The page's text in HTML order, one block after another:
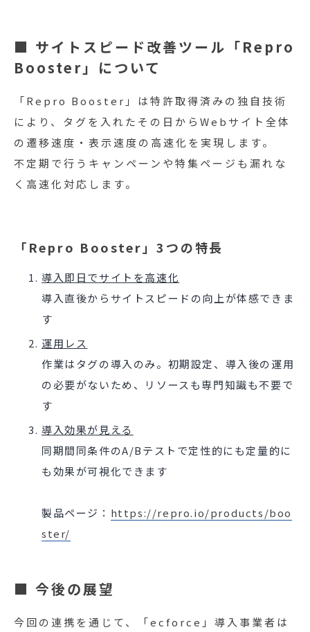
■ サイトスピード改善ツール「Repro
Booster」について
「Repro Booster」は特許取得済みの独自技術
により、タグを入れたその日からWebサイト全体
の遷移速度・表示速度の高速化を実現します。
不定期で行うキャンペーンや特集ページも漏れな
く高速化対応します。
「Repro Booster」3つの特長
導入即日でサイトを高速化
導入直後からサイトスピードの向上が体感できま
す
運用レス
作業はタグの導入のみ。初期設定、導入後の運用
の必要がないため、リソースも専門知識も不要で
す
導入効果が見える
同期間同条件のA/Bテストで定性的にも定量的に
も効果が可視化できます
製品ページ： https://repro.io/products/boo
ster/
■ 今後の展望
今回の連携を通じて、「ecforce」導入事業者は